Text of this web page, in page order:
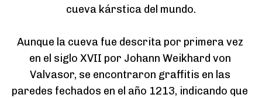
cueva kárstica del mundo.
Aunque la cueva fue descrita por primera vez
en el siglo XVII por Johann Weikhard von
Valvasor, se encontraron graffitis en las
paredes fechados en el año 1213, indicando que